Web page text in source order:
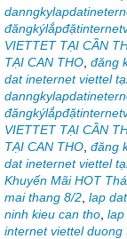
VIETTET TẠI CẦN
TẠI CAN THO đăng
dat ineternet viettel
VIETTET TẠI CẦN
TẠI CAN THO đăng
dat ineternet viettel
Khuyến Mãi HOT
mai thang 8/2 lap
ninh kieu can tho lap
internet viettel duong